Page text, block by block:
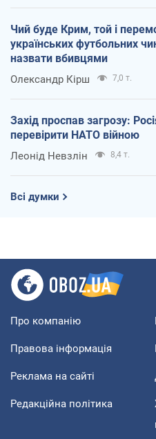
Чий буде Крим, той і
українських футбольних
назвати вбивцями
Олександр Кірш 7,0 т.
Захід проспав загрозу:
перевірити НАТО війною
Леонід Невзлін 8,4 т.
Всі думки
Про компанію
Правова інформація
Реклама на сайті
Редакційна політика